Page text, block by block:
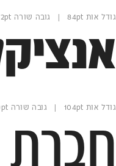
גודל אות 84pt | גובה שורה 72pt | משקל בולד
גודל אות 104pt | גובה שורה 90pt | משקל רגיל